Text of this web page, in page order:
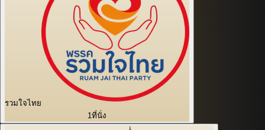
รวมใจไทย
1ที่นั่ง